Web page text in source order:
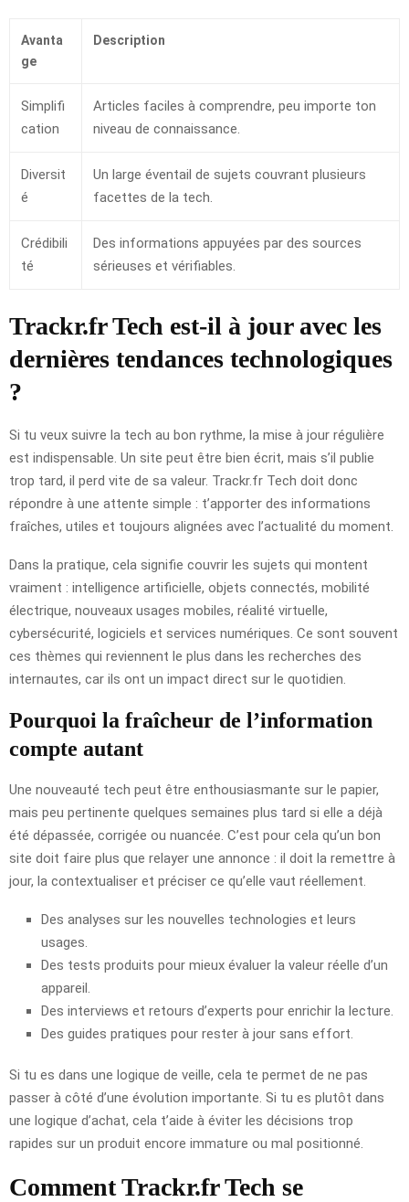
Avanta
ge
Description
Simplifi
cation
Articles faciles à comprendre, peu importe ton
niveau de connaissance.
Diversit
é
Un large éventail de sujets couvrant plusieurs
facettes de la tech.
Crédibili
té
Des informations appuyées par des sources
sérieuses et vérifiables.
Trackr.fr Tech est-il à jour avec les
dernières tendances technologiques
?
Si tu veux suivre la tech au bon rythme, la mise à jour régulière
est indispensable. Un site peut être bien écrit, mais s’il publie
trop tard, il perd vite de sa valeur. Trackr.fr Tech doit donc
répondre à une attente simple : t’apporter des informations
fraîches, utiles et toujours alignées avec l’actualité du moment.
Dans la pratique, cela signifie couvrir les sujets qui montent
vraiment : intelligence artificielle, objets connectés, mobilité
électrique, nouveaux usages mobiles, réalité virtuelle,
cybersécurité, logiciels et services numériques. Ce sont souvent
ces thèmes qui reviennent le plus dans les recherches des
internautes, car ils ont un impact direct sur le quotidien.
Pourquoi la fraîcheur de l’information
compte autant
Une nouveauté tech peut être enthousiasmante sur le papier,
mais peu pertinente quelques semaines plus tard si elle a déjà
été dépassée, corrigée ou nuancée. C’est pour cela qu’un bon
site doit faire plus que relayer une annonce : il doit la remettre à
jour, la contextualiser et préciser ce qu’elle vaut réellement.
Des analyses sur les nouvelles technologies et leurs
usages.
Des tests produits pour mieux évaluer la valeur réelle d’un
appareil.
Des interviews et retours d’experts pour enrichir la lecture.
Des guides pratiques pour rester à jour sans effort.
Si tu es dans une logique de veille, cela te permet de ne pas
passer à côté d’une évolution importante. Si tu es plutôt dans
une logique d’achat, cela t’aide à éviter les décisions trop
rapides sur un produit encore immature ou mal positionné.
Comment Trackr.fr Tech se